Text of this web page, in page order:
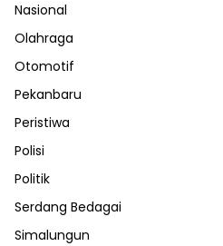
Nasional
Olahraga
Otomotif
Pekanbaru
Peristiwa
Polisi
Politik
Serdang Bedagai
Simalungun